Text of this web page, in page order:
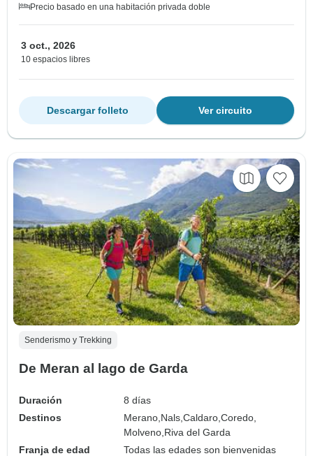
Precio basado en una habitación privada doble
3 oct., 2026
10 espacios libres
Ver circuito
Descargar folleto
Senderismo y Trekking
De Meran al lago de Garda
Duración
8 días
Destinos
Merano, Nals,Caldaro,Coredo,
Molveno, Riva del Garda
Franja de edad
Todas las edades son bienvenidas